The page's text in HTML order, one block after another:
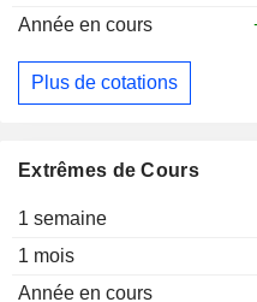
Année en cours
Plus de cotations
Extrêmes de Cours
1 semaine
1 mois
Année en cours